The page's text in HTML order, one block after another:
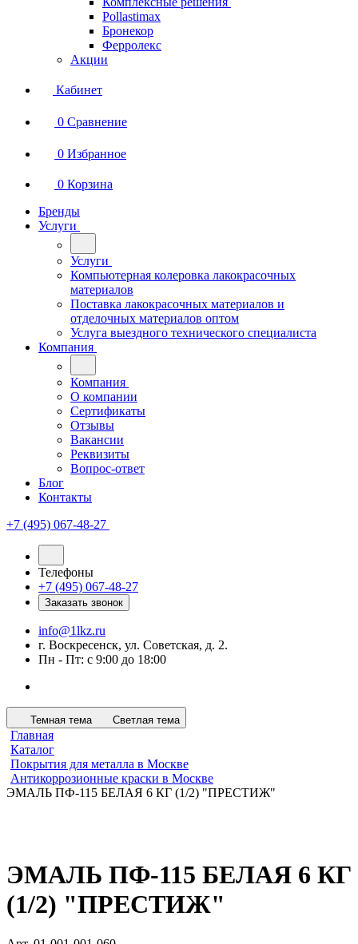
Pollastimax
Бронекор
Ферролекс
Акции
Кабинет
0 Сравнение
0 Избранное
0 Корзина
Бренды
Услуги
Услуги
Компьютерная колеровка лакокрасочных
материалов
Поставка лакокрасочных материалов и
отделочных материалов оптом
Услуга выездного технического специалиста
Компания
Компания
О компании
Сертификаты
Отзывы
Вакансии
Реквизиты
Вопрос-ответ
Блог
Контакты
+7 (495) 067-48-27
Телефоны
+7 (495) 067-48-27
Заказать звонок
info@1lkz.ru
г. Воскресенск, ул. Советская, д. 2.
Пн - Пт: с 9:00 до 18:00
Темная тема Светлая тема
Главная
Каталог
Покрытия для металла в Москве
Антикоррозионные краски в Москве
ЭМАЛЬ ПФ-115 БЕЛАЯ 6 КГ (1/2) "ПРЕСТИЖ"
ЭМАЛЬ ПФ-115 БЕЛАЯ 6 КГ
(1/2) "ПРЕСТИЖ"